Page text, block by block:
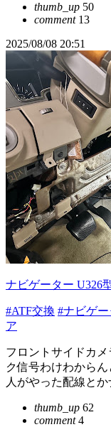
thumb_up 50
comment13
2025/08/08 20:51
ナビゲーター U326
#ATF交換 #ナビゲー
ア
フロントサイドカ
ク信号わけわから
人がやった配線と
thumb_up 62
comment4